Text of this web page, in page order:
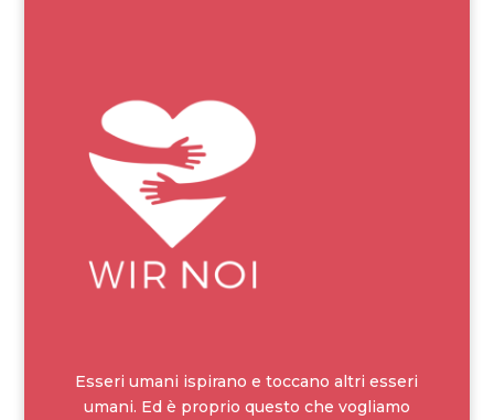
Esseri umani ispirano e toccano altri esseri
umani. Ed è proprio questo che vogliamo